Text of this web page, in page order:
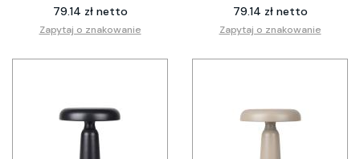
79.14 zł netto
Zapytaj o znakowanie
79.14 zł netto
Zapytaj o znakowanie